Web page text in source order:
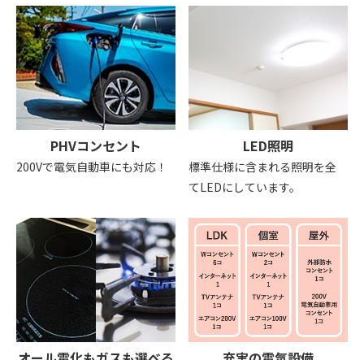
PHVコンセント
200Vで電気自動車にも対応！
LED照明
標準仕様に含まれる照明を全
てLEDにしています。